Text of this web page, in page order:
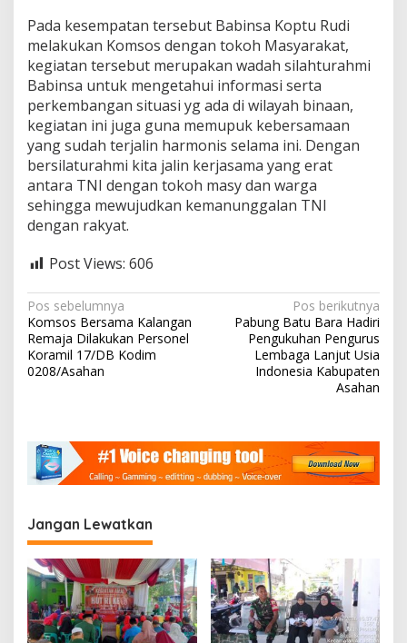
t
Pada kesempatan tersebut Babinsa Koptu Rudi
melakukan Komsos dengan tokoh Masyarakat,
kegiatan tersebut merupakan wadah silahturahmi
Babinsa untuk mengetahui informasi serta
perkembangan situasi yg ada di wilayah binaan,
kegiatan ini juga guna memupuk kebersamaan
yang sudah terjalin harmonis selama ini. Dengan
bersilaturahmi kita jalin kerjasama yang erat
antara TNI dengan tokoh masy dan warga
sehingga mewujudkan kemanunggalan TNI
dengan rakyat.
Post Views: 606
N
a
v
a
s
i
p
o
s
Pos sebelumnya
Komsos Bersama Kalangan
Remaja Dilakukan Personel
Koramil 17/DB Kodim
0208/Asahan
Pos berikutnya
Pabung Batu Bara Hadiri
Pengukuhan Pengurus
Lembaga Lanjut Usia
Indonesia Kabupaten
Asahan
Jangan Lewatkan